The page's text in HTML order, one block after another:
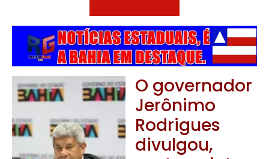
O governador
Jerônimo
Rodrigues
divulgou,